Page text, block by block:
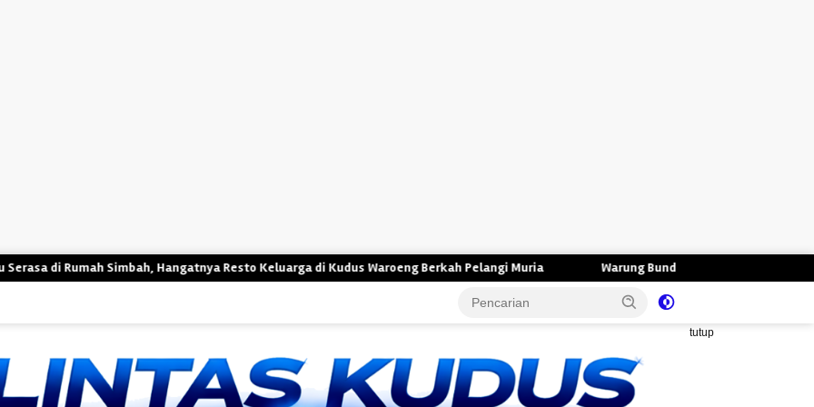
Hangatnya Resto Keluarga di Kudus Waroeng Berkah Pelangi Muria Warung Bunda Rita Singocandi Kudus, Warung Makan
tutup